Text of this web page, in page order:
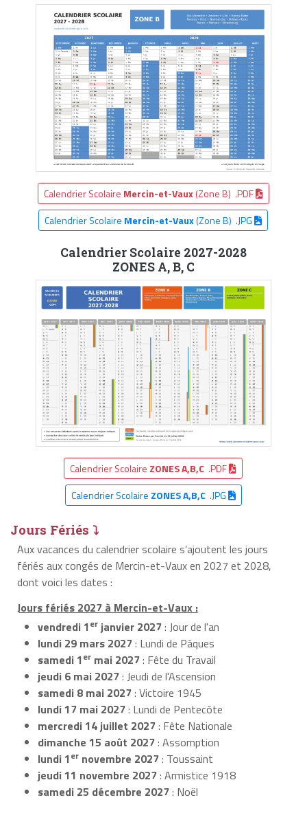
Calendrier Scolaire Mercin-et-Vaux(Zone B) .PDF
Calendrier Scolaire Mercin-et-Vaux(Zone B) .JPG
Calendrier Scolaire 2027-2028
ZONES A, B, C
Calendrier Scolaire ZONES A,B,C .PDF
Calendrier Scolaire ZONES A,B,C.JPG
Jours Fériés ⤵
Aux vacances du calendrier scolaire s’ajoutent les jours
fériés aux congés de Mercin-et-Vaux en 2027 et 2028,
dont voici les dates :
Jours fériés 2027 à Mercin-et-Vaux :
vendredi 1er janvier 2027: Jour de l'an
lundi 29 mars 2027: Lundi de Pâques
samedi 1er mai 2027: Fête du Travail
jeudi 6 mai 2027: Jeudi de l'Ascension
samedi 8 mai 2027: Victoire 1945
lundi 17 mai 2027: Lundi de Pentecôte
mercredi 14 juillet 2027: Fête Nationale
dimanche 15 août 2027: Assomption
lundi 1er novembre 2027: Toussaint
jeudi 11 novembre 2027: Armistice 1918
samedi 25 décembre 2027: Noël